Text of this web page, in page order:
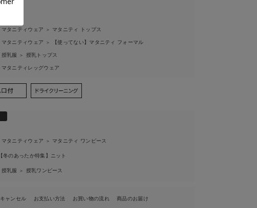
マタニティウェア ＞ マタニティ トップス
マタニティウェア ＞ 【使ってない】マタニティ フォーマル
授乳服 ＞ 授乳トップス
マタニティレッグウェア
マタニティウェア ＞ マタニティ ワンピース
【冬のあったか特集】ニット
授乳服 ＞ 授乳ワンピース
キャンセル お支払い方法 お買い物の流れ 商品のお届け